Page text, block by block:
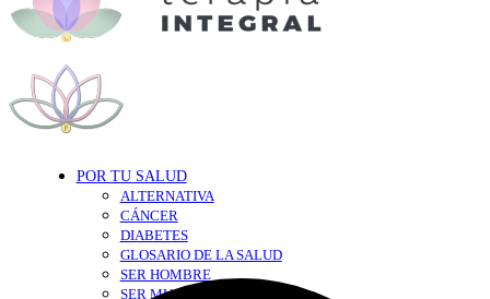
POR TU SALUD
ALTERNATIVA
CÁNCER
DIABETES
GLOSARIO DE LA SALUD
SER HOMBRE
SER MUJER